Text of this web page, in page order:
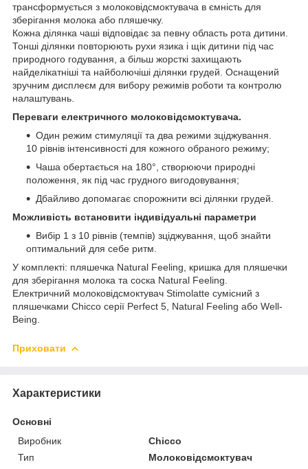
трансформується з молоковідсмоктувача в ємність для
зберігання молока або пляшечку.
Кожна ділянка чаші відповідає за певну область рота дитини.
Тонші ділянки повторюють рухи язика і щік дитини під час
природного годування, а більш жорсткі захищають
найделікатніші та найболючіші ділянки грудей. Оснащений
зручним дисплеєм для вибору режимів роботи та контролю
налаштувань.
Переваги електричного молоковідсмоктувача.
Один режим стимуляції та два режими зціджування.
10 рівнів інтенсивності для кожного обраного режиму;
Чаша обертається на 180°, створюючи природні
положення, як під час грудного вигодовування;
Дбайливо допомагає спорожнити всі ділянки грудей.
Можливість встановити індивідуальні параметри
Вибір 1 з 10 рівнів (темпів) зціджування, щоб знайти
оптимальний для себе ритм.
У комплекті: пляшечка Natural Feeling, кришка для пляшечки
для зберігання молока та соска Natural Feeling.
Електричний молоковідсмоктувач Stimolatte сумісний з
пляшечками Chicco серії Perfect 5, Natural Feeling або Well-
Being.
Приховати
Характеристики
Основні
Виробник
Chicco
Тип
Молоковідсмоктувач